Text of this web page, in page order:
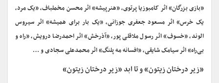
«بازی بزرگان» اثر کامبوزیا پرتوی، «هنرپیشه» اثر محسن مخملباف، «یک مرد،
یک خرس» اثر مسعود جعفری جوزانی، «یک بار برای همیشه» اثر سیروس
الوند، «خسوف» اثر رسول ملاقلی پور، «آذرخش» اثر احمدرضا درویش، «راه و
بی‌راه» اثر سیامک شایقی، «افسانه مه پلنگ» اثر محمدعلی سجادی و …
«زیر درختان زیتون» و تا ابد «زیر درختان زیتون»